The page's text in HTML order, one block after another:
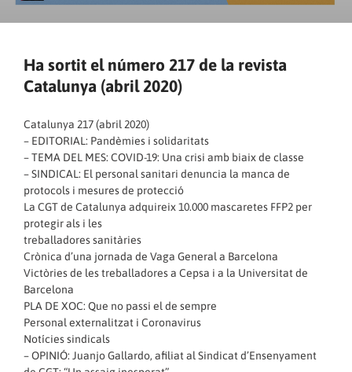
Ha sortit el número 217 de la revista
Catalunya (abril 2020)
Catalunya 217 (abril 2020)
– EDITORIAL: Pandèmies i solidaritats
– TEMA DEL MES: COVID-19: Una crisi amb biaix de classe
– SINDICAL: El personal sanitari denuncia la manca de
protocols i mesures de protecció
La CGT de Catalunya adquireix 10.000 mascaretes FFP2 per
protegir als i les
treballadores sanitàries
Crònica d’una jornada de Vaga General a Barcelona
Victòries de les treballadores a Cepsa i a la Universitat de
Barcelona
PLA DE XOC: Que no passi el de sempre
Personal externalitzat i Coronavirus
Notícies sindicals
– OPINIÓ: Juanjo Gallardo, afiliat al Sindicat d’Ensenyament